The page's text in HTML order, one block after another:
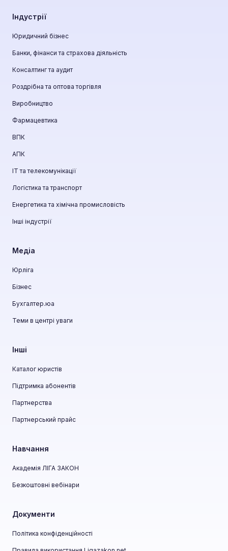
Індустрії
Юридичний бізнес
Банки, фінанси та страхова діяльність
Консалтинг та аудит
Роздрібна та оптова торгівля
Виробництво
Фармацевтика
ВПК
АПК
ІТ та телекомунікації
Логістика та транспорт
Енергетика та хімічна промисловість
Інші індустрії
Медіа
Юрліга
Бізнес
Бухгалтер.юа
Теми в центрі уваги
Інші
Каталог юристів
Підтримка абонентів
Партнерства
Партнерський прайс
Навчання
Академія ЛІГА ЗАКОН
Безкоштовні вебінари
Документи
Політика конфіденційності